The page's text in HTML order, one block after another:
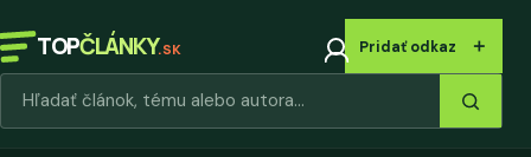
TOPČLÁNKY.SK Pridať odkaz ＋